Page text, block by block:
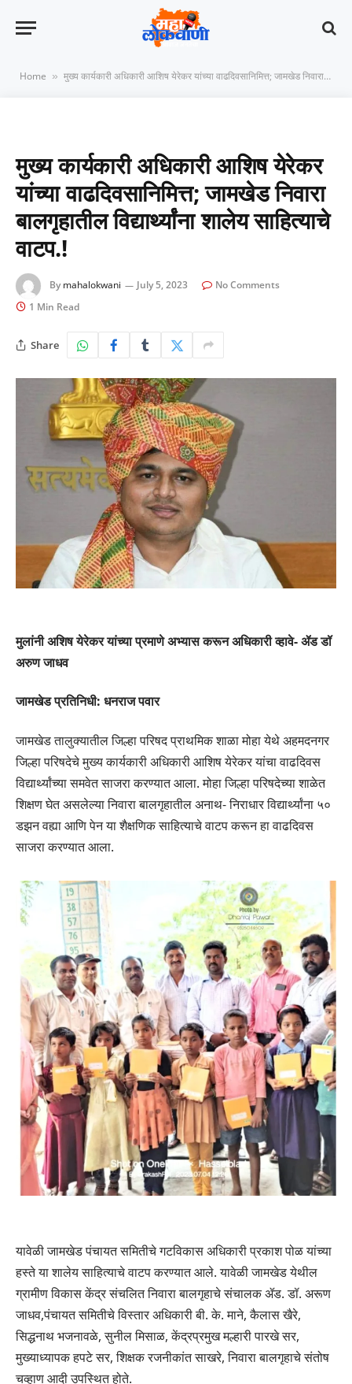
Home » मुख्य कार्यकारी अधिकारी आशिष येरेकर यांच्या वाढदिवसानिमित्त; जामखेड निवारा बालगृहातील विद्यार्थ्यांना शालेय साहित्याचे वाटप.!
मुख्य कार्यकारी अधिकारी आशिष येरेकर
यांच्या वाढदिवसानिमित्त; जामखेड निवारा
बालगृहातील विद्यार्थ्यांना शालेय साहित्याचे
वाटप.!
By mahalokwani July 5, 2023
No Comments
1 Min Read
Share
मुलांनी अशिष येरेकर यांच्या प्रमाणे अभ्यास करून अधिकारी व्हावे- ॲड डॉ
अरुण जाधव
जामखेड प्रतिनिधी: धनराज पवार
जामखेड तालुक्यातील जिल्हा परिषद प्राथमिक शाळा मोहा येथे अहमदनगर
जिल्हा परिषदेचे मुख्य कार्यकारी अधिकारी आशिष येरेकर यांचा वाढदिवस
विद्यार्थ्यांच्या समवेत साजरा करण्यात आला. मोहा जिल्हा परिषदेच्या शाळेत
शिक्षण घेत असलेल्या निवारा बालगृहातील अनाथ- निराधार विद्यार्थ्यांना ५०
डझन वह्या आणि पेन या शैक्षणिक साहित्याचे वाटप करून हा वाढदिवस
साजरा करण्यात आला.
यावेळी जामखेड पंचायत समितीचे गटविकास अधिकारी प्रकाश पोळ यांच्या
हस्ते या शालेय साहित्याचे वाटप करण्यात आले. यावेळी जामखेड येथील
ग्रामीण विकास केंद्र संचलित निवारा बालगृहाचे संचालक ॲड. डॉ. अरूण
जाधव,पंचायत समितीचे विस्तार अधिकारी बी. के. माने, कैलास खैरे,
सिद्धनाथ भजनावळे, सुनील मिसाळ, केंद्रप्रमुख मल्हारी पारखे सर,
मुख्याध्यापक हपटे सर, शिक्षक रजनीकांत साखरे, निवारा बालगृहाचे संतोष
चव्हाण आदी उपस्थित होते.